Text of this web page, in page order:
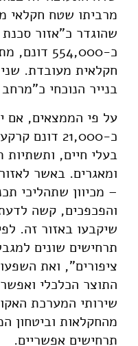
מרביתו שטח חקלאי
שהוגדר כ"אזור
חקלאית מעובדת.
בנייר הנוכחי
על פי הממצאים, אם
כ-21,000
בעלי חיים, ותשתיות
ומאגרים. באשר
– מכיוון שתהליכי
והפכפכים, קשה
שיקבעו באזור זה.
תרחישים שונים
ציפורים", ואת
התוצר הכלכלי
שירותי המערכת
תרחישים אפשריים.